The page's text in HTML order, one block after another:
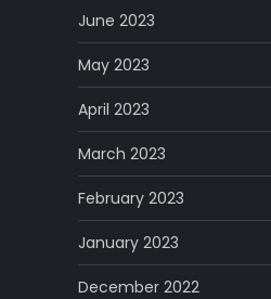
June 2023
May 2023
April 2023
March 2023
February 2023
January 2023
December 2022